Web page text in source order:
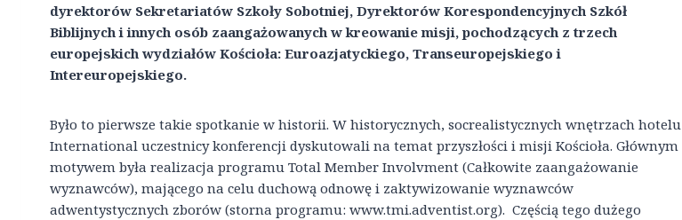
dyrektorów Sekretariatów Szkoły Sobotniej, Dyrektorów Korespondencyjnych Szkół
Biblijnych i innych osób zaangażowanych w kreowanie misji, pochodzących z trzech
europejskich wydziałów Kościoła: Euroazjatyckiego, Transeuropejskiego i
Intereuropejskiego.
Było to pierwsze takie spotkanie w historii. W historycznych, socrealistycznych wnętrzach hotelu
International uczestnicy konferencji dyskutowali na temat przyszłości i misji Kościoła. Głównym
motywem była realizacja programu Total Member Involvment (Całkowite zaangażowanie
wyznawców), mającego na celu duchową odnowę i zaktywizowanie wyznawców
adwentystycznych zborów (storna programu: www.tmi.adventist.org). Częścią tego dużego